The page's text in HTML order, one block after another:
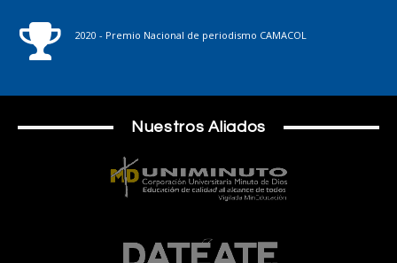
2020 - Premio Nacional de periodismo CAMACOL
Nuestros Aliados